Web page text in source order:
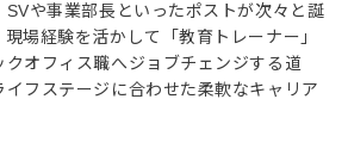
SVや事業部長といったポストが次々と誕
場経験を活かして「教育トレーナー」
クオフィス職へジョブチェンジする道
フステージに合わせた柔軟なキャリア